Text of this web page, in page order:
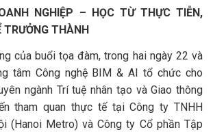
NGHIỆP – HỌC TỪ THỰC TIỄN,
THÀNH
của buổi tọa đàm, trong hai ngày 22 và
tâm Công nghệ BIM & AI tổ chức cho
ngành Trí tuệ nhân tạo và Giao thông
tham quan thực tế tại Công ty TNHH
(Hanoi Metro) và Công ty Cổ phần Tập